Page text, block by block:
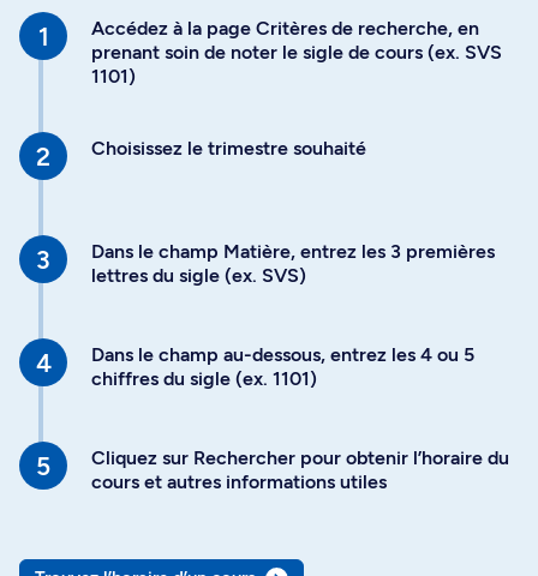
Accédez à la page Critères de recherche, en
prenant soin de noter le sigle de cours (ex. SVS
1101)
Choisissez le trimestre souhaité
Dans le champ Matière, entrez les 3 premières
lettres du sigle (ex. SVS)
Dans le champ au-dessous, entrez les 4 ou 5
chiffres du sigle (ex. 1101)
Cliquez sur Rechercher pour obtenir l’horaire du
cours et autres informations utiles